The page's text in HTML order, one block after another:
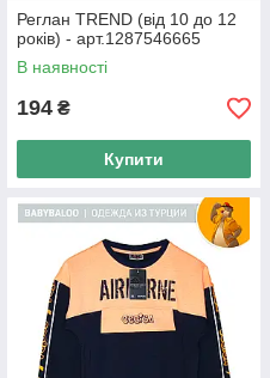
за вказаними телефонам
і уточнення деталей з
оплати для клієнта
Реглан TREND (від 10 до 12
років) - арт.1287546665
В наявності
194 ₴
Купити